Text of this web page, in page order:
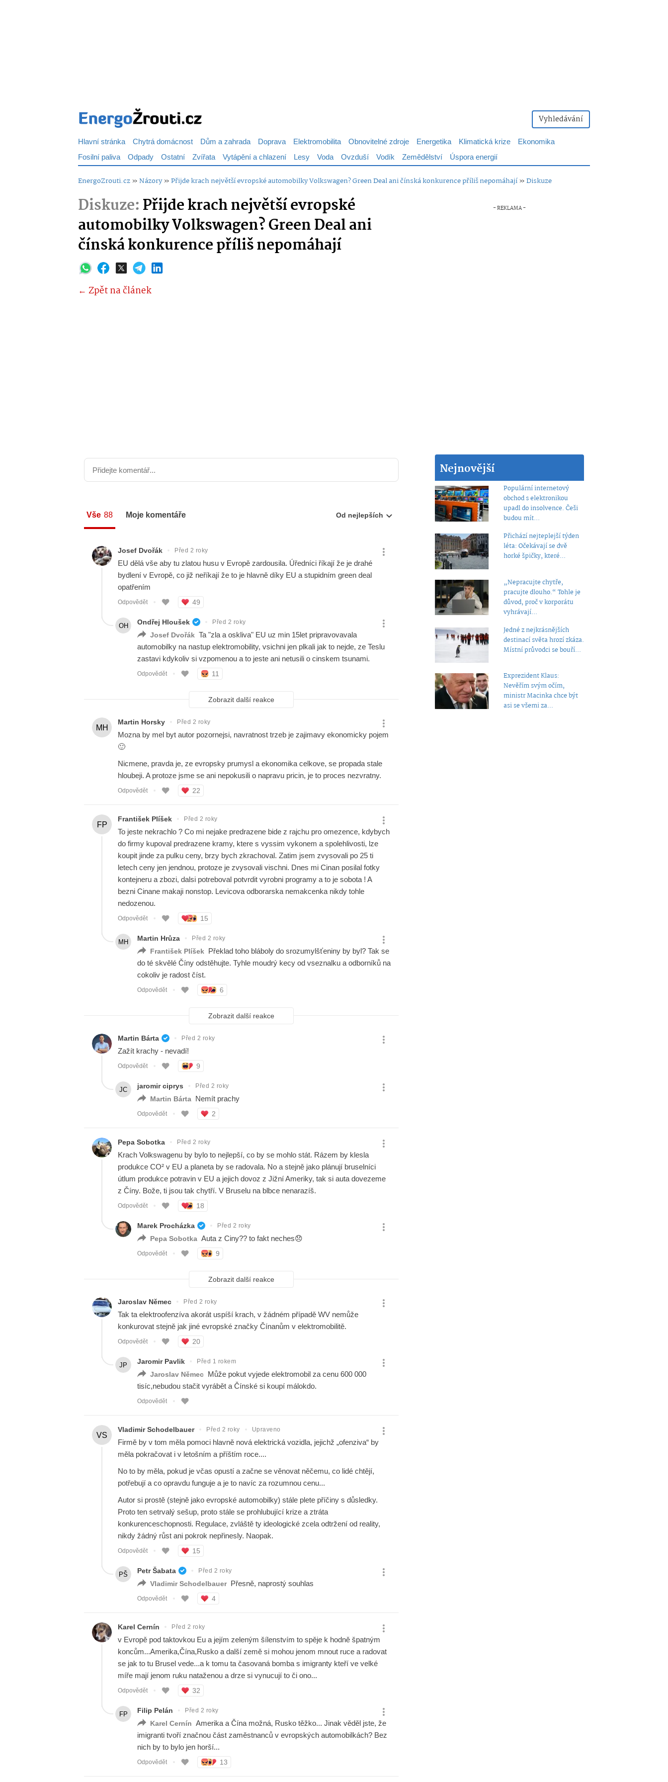
Vyhledávání
Hlavní stránka Chytrá domácnost Dům a zahrada Doprava Elektromobilita Obnovitelné zdroje Energetika Klimatická krize
Ekonomika
Fosilní paliva Odpady Ostatní Zvířata Vytápění a chlazení Lesy Voda Ovzduší Vodík Zemědělství Úspora energií
EnergoZrouti.cz»Názory»Přijde krach největší evropské automobilky Volkswagen? Green Deal ani čínská konkurence příliš nepomáhají»Diskuze
Diskuze:Přijde krach největší evropské
automobilky Volkswagen? Green Deal ani
čínská konkurence příliš nepomáhají
← Zpět na článek
Nejnovější
Populární internetový
obchod s elektronikou
upadl do insolvence. Češi
budou mít...
Přichází nejteplejší týden
léta: Očekávají se dvě
horké špičky, které...
„Nepracujte chytře,
pracujte dlouho.“ Tohle je
důvod, proč v korporátu
vyhrávají...
Jedné z nejkrásnějších
destinací světa hrozí zkáza.
Místní průvodci se bouří...
Exprezident Klaus:
Nevěřím svým očím,
ministr Macinka chce být
asi se všemi za...